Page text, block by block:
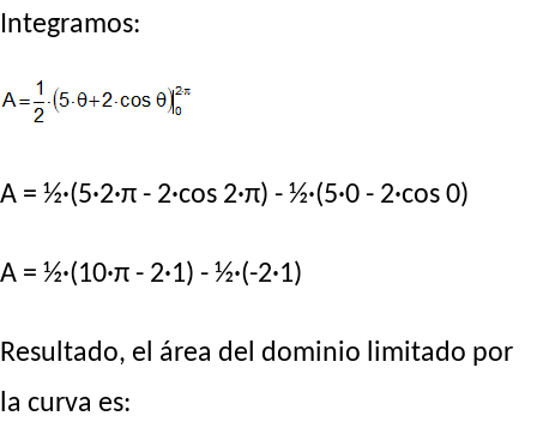
Integramos:
A = ½·(5·2·π - 2·cos 2·π) - ½·(5·0 - 2·cos 0)
A = ½·(10·π - 2·1) - ½·(-2·1)
Resultado, el área del dominio limitado por
la curva es: